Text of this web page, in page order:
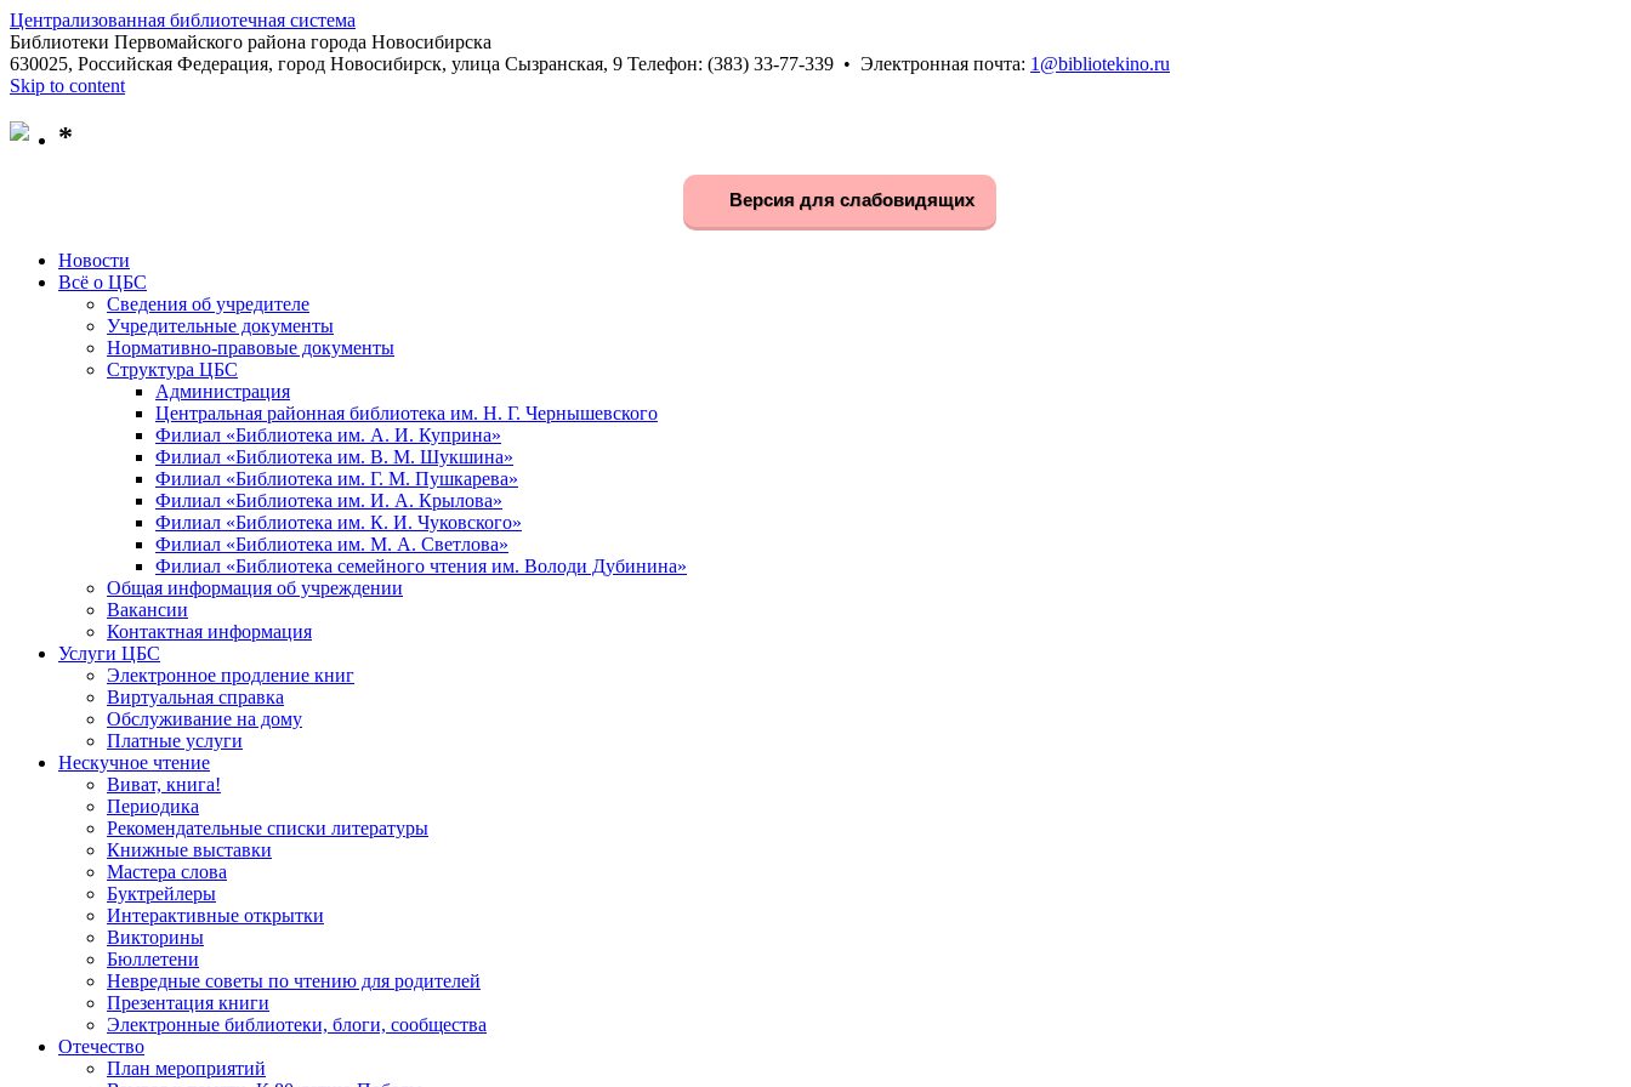
Централизованная библиотечная система
Библиотеки Первомайского района города Новосибирска
630025, Российская Федерация, город Новосибирск, улица Сызранская, 9 Телефон: (383) 33-77-339 • Электронная почта: 1@bibliotekino.ru
Skip to content
*
Версия для слабовидящих
Новости
Всё о ЦБС
Сведения об учредителе
Учредительные документы
Нормативно-правовые документы
Структура ЦБС
Администрация
Центральная районная библиотека им. Н. Г. Чернышевского
Филиал «Библиотека им. А. И. Куприна»
Филиал «Библиотека им. В. М. Шукшина»
Филиал «Библиотека им. Г. М. Пушкарева»
Филиал «Библиотека им. И. А. Крылова»
Филиал «Библиотека им. К. И. Чуковского»
Филиал «Библиотека им. М. А. Светлова»
Филиал «Библиотека семейного чтения им. Володи Дубинина»
Общая информация об учреждении
Вакансии
Контактная информация
Услуги ЦБС
Электронное продление книг
Виртуальная справка
Обслуживание на дому
Платные услуги
Нескучное чтение
Виват, книга!
Периодика
Рекомендательные списки литературы
Книжные выставки
Мастера слова
Буктрейлеры
Интерактивные открытки
Викторины
Бюллетени
Невредные советы по чтению для родителей
Презентация книги
Электронные библиотеки, блоги, сообщества
Отечество
План мероприятий